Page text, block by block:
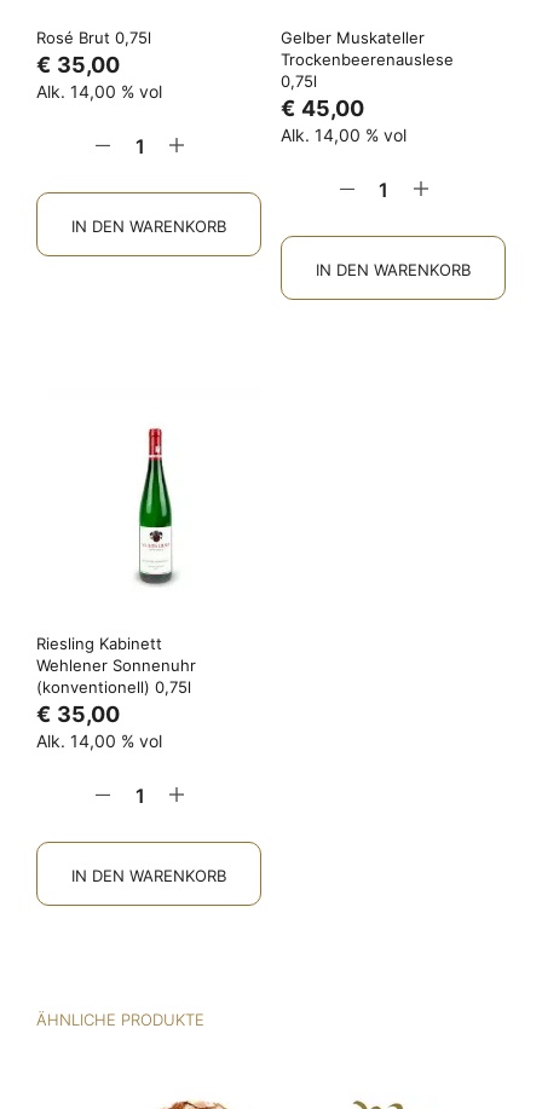
Rosé Brut 0,75l
€ 35,00
Alk. 14,00 % vol
IN DEN WARENKORB
Gelber Muskateller
Trockenbeerenauslese
0,75l
€ 45,00
Alk. 14,00 % vol
IN DEN WARENKORB
Riesling Kabinett
Wehlener Sonnenuhr
(konventionell) 0,75l
€ 35,00
Alk. 14,00 % vol
IN DEN WARENKORB
ÄHNLICHE PRODUKTE